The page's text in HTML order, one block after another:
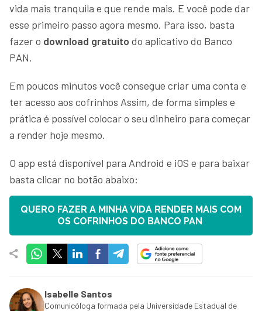
vida mais tranquila e que rende mais. E você pode dar
esse primeiro passo agora mesmo. Para isso, basta
fazer o download gratuito do aplicativo do Banco
PAN.
Em poucos minutos você consegue criar uma conta e
ter acesso aos cofrinhos Assim, de forma simples e
prática é possível colocar o seu dinheiro para começar
a render hoje mesmo.
O app está disponível para Android e iOS e para baixar
basta clicar no botão abaixo:
QUERO FAZER A MINHA VIDA RENDER MAIS COM
OS COFRINHOS DO BANCO PAN
Isabelle Santos
Comunicóloga formada pela Universidade Estadual de